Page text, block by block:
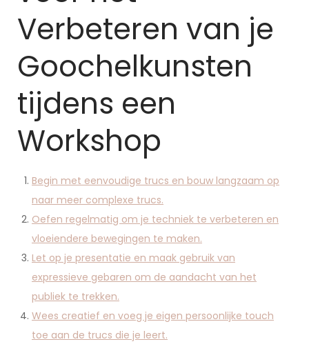
Verbeteren van je
Goochelkunsten
tijdens een
Workshop
Begin met eenvoudige trucs en bouw langzaam op
naar meer complexe trucs.
Oefen regelmatig om je techniek te verbeteren en
vloeiendere bewegingen te maken.
Let op je presentatie en maak gebruik van
expressieve gebaren om de aandacht van het
publiek te trekken.
Wees creatief en voeg je eigen persoonlijke touch
toe aan de trucs die je leert.